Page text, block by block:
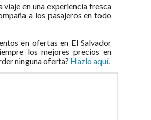
viaje en una experiencia fresca
a los pasajeros en todo
en ofertas en El Salvador
los mejores precios en
ninguna oferta? Hazlo aquí.